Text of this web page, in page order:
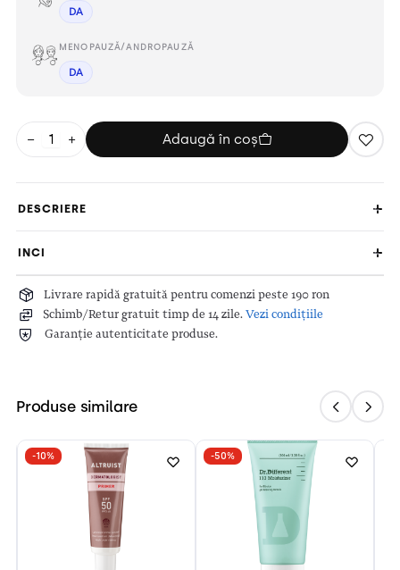
DA
MENOPAUZĂ/ANDROPAUZĂ
DA
− + Adaugă în coș
DESCRIERE
INCI
Livrare rapidă gratuită pentru comenzi peste 190 ron
Schimb/Retur gratuit timp de 14 zile. Vezi condițiile
Garanție autenticitate produse.
Produse similare
-10% -50%